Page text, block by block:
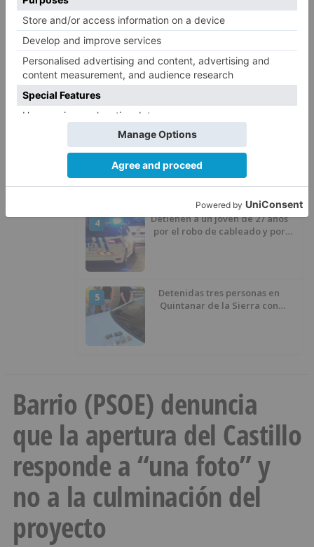
una exhibición en El Escudo
2
Santiago Lencina, nuevo
refuerzo del Burgos CF para la
3
El Burgos CF anuncia que Álex
Lizancos ha sido operado con
éxito del menisco de su rodilla
izquierda
4
Detienen a un joven de 27 años
por el robo de cableado y por
5
Detenidas tres personas en
Quintanar de la Sierra con
Barrio (PSOE) denuncia
que la apertura del Castillo
responde a “una foto” y
no a la culminación del
proyecto